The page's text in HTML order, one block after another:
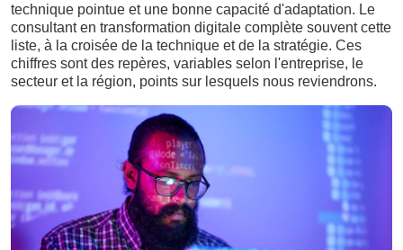
technique pointue et une bonne capacité d'adaptation. Le
consultant en transformation digitale complète souvent cette
liste, à la croisée de la technique et de la stratégie. Ces
chiffres sont des repères, variables selon l'entreprise, le
secteur et la région, points sur lesquels nous reviendrons.